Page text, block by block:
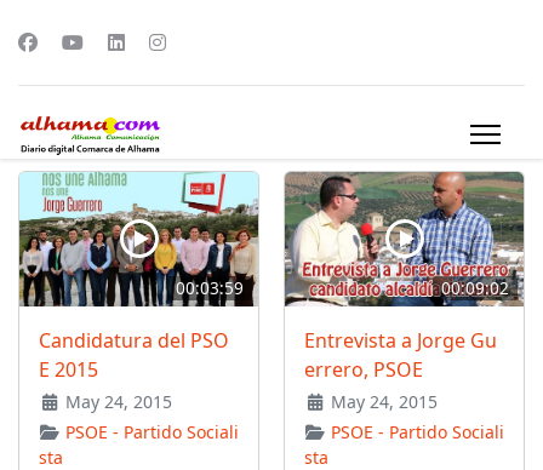
00:03:59
Candidatura del PSO
E 2015
May 24, 2015
PSOE - Partido Sociali
sta
00:09:02
Entrevista a Jorge Gu
errero, PSOE
May 24, 2015
PSOE - Partido Sociali
sta